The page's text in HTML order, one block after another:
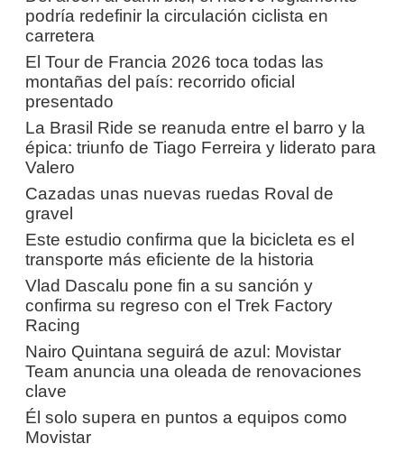
podría redefinir la circulación ciclista en
carretera
El Tour de Francia 2026 toca todas las
montañas del país: recorrido oficial
presentado
La Brasil Ride se reanuda entre el barro y la
épica: triunfo de Tiago Ferreira y liderato para
Valero
Cazadas unas nuevas ruedas Roval de
gravel
Este estudio confirma que la bicicleta es el
transporte más eficiente de la historia
Vlad Dascalu pone fin a su sanción y
confirma su regreso con el Trek Factory
Racing
Nairo Quintana seguirá de azul: Movistar
Team anuncia una oleada de renovaciones
clave
Él solo supera en puntos a equipos como
Movistar